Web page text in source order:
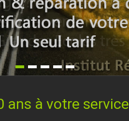
ans à votre service